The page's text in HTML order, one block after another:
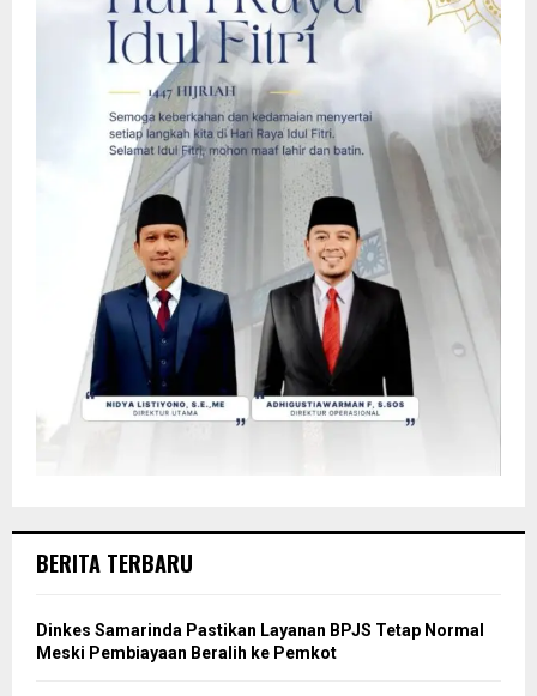
BERITA TERBARU
Dinkes Samarinda Pastikan Layanan BPJS Tetap Normal
Meski Pembiayaan Beralih ke Pemkot